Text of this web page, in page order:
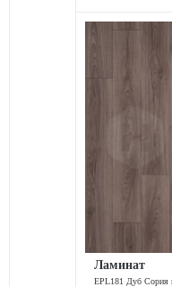
Ламинат
EPL181 Дуб Сория